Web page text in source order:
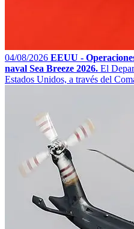
04/08/2026 EEUU -
naval Sea Breeze 2026. El
Estados Unidos, a través del